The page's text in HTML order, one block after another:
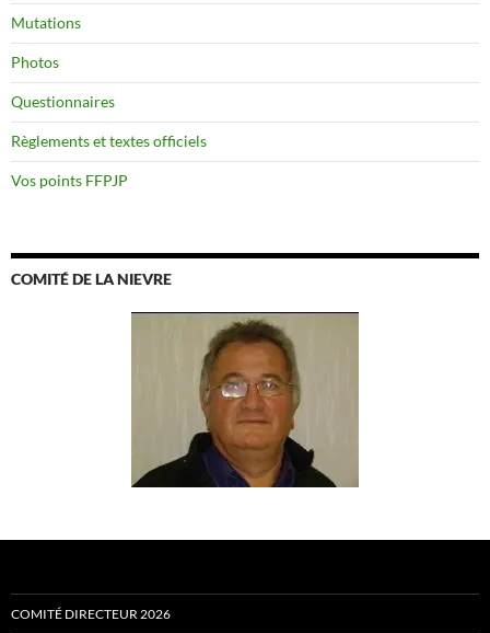
Mutations
Photos
Questionnaires
Règlements et textes officiels
Vos points FFPJP
COMITÉ DE LA NIEVRE
COMITÉ DIRECTEUR 2026